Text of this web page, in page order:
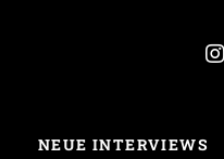
NEUE INTERVIEWS